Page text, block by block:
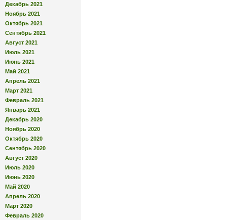
Декабрь 2021
Ноябрь 2021
Октябрь 2021
Сентябрь 2021
Август 2021
Июль 2021
Июнь 2021
Май 2021
Апрель 2021
Март 2021
Февраль 2021
Январь 2021
Декабрь 2020
Ноябрь 2020
Октябрь 2020
Сентябрь 2020
Август 2020
Июль 2020
Июнь 2020
Май 2020
Апрель 2020
Март 2020
Февраль 2020